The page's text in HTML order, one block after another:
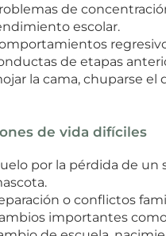
de
escolar.
de etapas
la cama, chuparse el
de vida difíciles
por la pérdida de un
o conflictos
importantes